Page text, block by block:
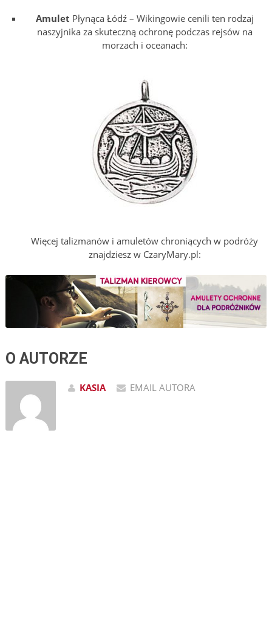
Amulet Płynąca Łódź – Wikingowie cenili ten rodzaj
naszyjnika za skuteczną ochronę podczas rejsów na
morzach i oceanach:
Więcej talizmanów i amuletów chroniących w podróży
znajdziesz w CzaryMary.pl:
O AUTORZE
KASIA EMAIL AUTORA